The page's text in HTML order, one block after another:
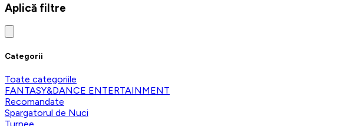
Aplică filtre
Categorii
Toate categoriile
FANTASY&DANCE ENTERTAINMENT
Recomandate
Spargatorul de Nuci